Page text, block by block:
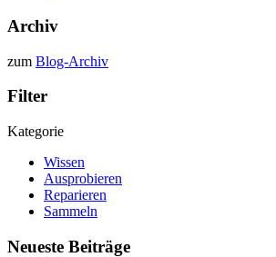
Archiv
zum Blog-Archiv
Filter
Kategorie
Wissen
Ausprobieren
Reparieren
Sammeln
Neueste Beiträge